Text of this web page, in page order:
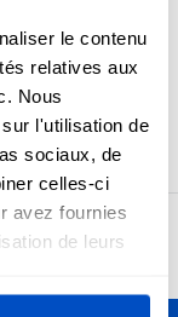
le contenu
relatives aux
Nous
l'utilisation de
sociaux, de
celles-ci
avez fournies
de leurs
aient toujours
une étiquette
1 x 4 cm / 0,39"
avis